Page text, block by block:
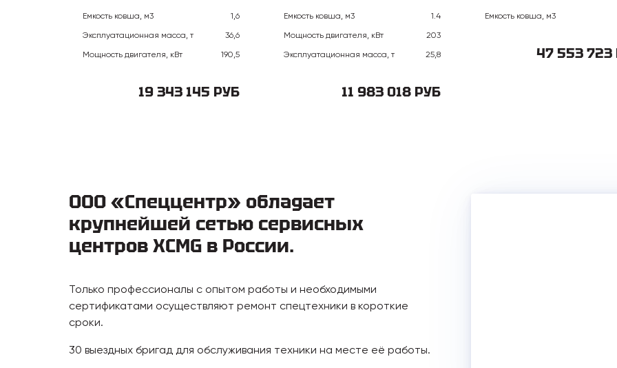
Емкость ковша, м3
1,6
Эксплуатационная масса, т
36,6
Мощность двигателя, кВт
190,5
19 343 145 РУБ
Емкость ковша, м3
1.4
Мощность двигателя, кВт
203
Эксплуатационная масса, т
25,8
11 983 018 РУБ
Емкость ковша, м3
47 553 723
ООО «Спеццентр» обладает
крупнейшей сетью сервисных
центров XCMG в России.
Только профессионалы с опытом работы и необходимыми
сертификатами осуществляют ремонт спецтехники в короткие
сроки.
30 выездных бригад для обслуживания техники на месте её работы.